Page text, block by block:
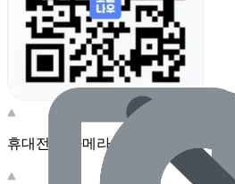
휴대전화 카메라로 찍어보세요